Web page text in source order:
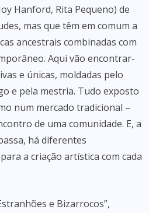
Hanford, Rita Pequeno) de
mas que têm em comum a
ancestrais combinadas com
Aqui vão encontrar-
e únicas, moldadas pelo
e pela mestria. Tudo exposto
num mercado tradicional –
de uma comunidade. E, a
há diferentes
a criação artística com cada
e Bizarrocos”,